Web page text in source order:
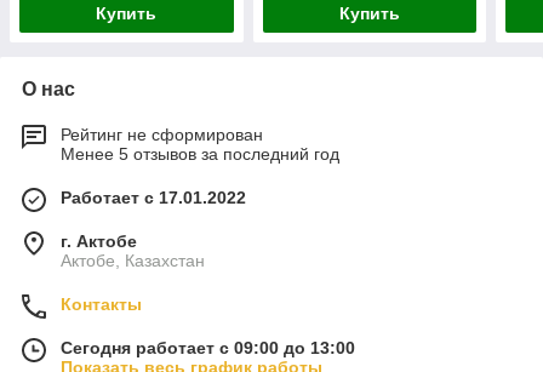
Купить Купить
О нас
Рейтинг не сформирован
Менее 5 отзывов за последний год
Работает с 17.01.2022
г. Актобе
Актобе, Казахстан
Контакты
Сегодня работает с 09:00 до 13:00
Показать весь график работы